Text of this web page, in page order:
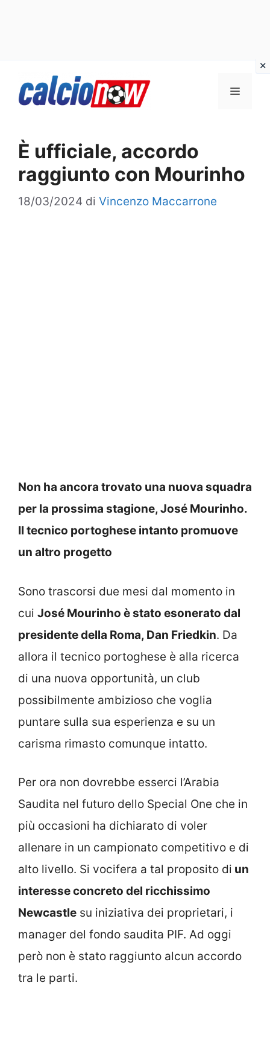
Menu
È ufficiale, accordo
raggiunto con Mourinho
18/03/2024 di Vincenzo Maccarrone
Non ha ancora trovato una nuova squadra
per la prossima stagione, José Mourinho.
Il tecnico portoghese intanto promuove
un altro progetto
Sono trascorsi due mesi dal momento in
cui José Mourinho è stato esonerato dal
presidente della Roma, Dan Friedkin. Da
allora il tecnico portoghese è alla ricerca
di una nuova opportunità, un club
possibilmente ambizioso che voglia
puntare sulla sua esperienza e su un
carisma rimasto comunque intatto.
Per ora non dovrebbe esserci l’Arabia
Saudita nel futuro dello Special One che in
più occasioni ha dichiarato di voler
allenare in un campionato competitivo e di
alto livello. Si vocifera a tal proposito di un
interesse concreto del ricchissimo
Newcastle su iniziativa dei proprietari, i
manager del fondo saudita PIF. Ad oggi
però non è stato raggiunto alcun accordo
tra le parti.